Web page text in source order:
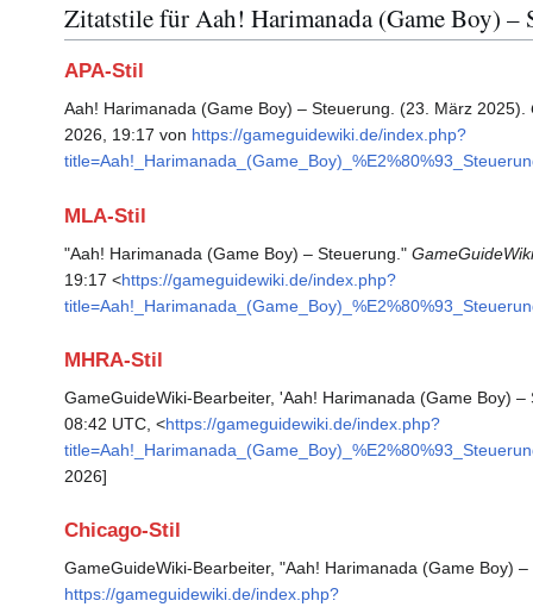
Zitatstile für Aah! Harimanada (Game Boy) –
APA-Stil
Aah! Harimanada (Game Boy) – Steuerung. (23. März 2025).
2026, 19:17 von https://gameguidewiki.de/index.php?
MLA-Stil
"Aah! Harimanada (Game Boy) – Steuerung." GameGuideWiki
19:17 <https://gameguidewiki.de/index.php?
MHRA-Stil
GameGuideWiki-Bearbeiter, 'Aah! Harimanada (Game Boy)
08:42 UTC, <https://gameguidewiki.de/index.php?
2026]
Chicago-Stil
GameGuideWiki-Bearbeiter, "Aah! Harimanada (Game Boy)
https://gameguidewiki.de/index.php?